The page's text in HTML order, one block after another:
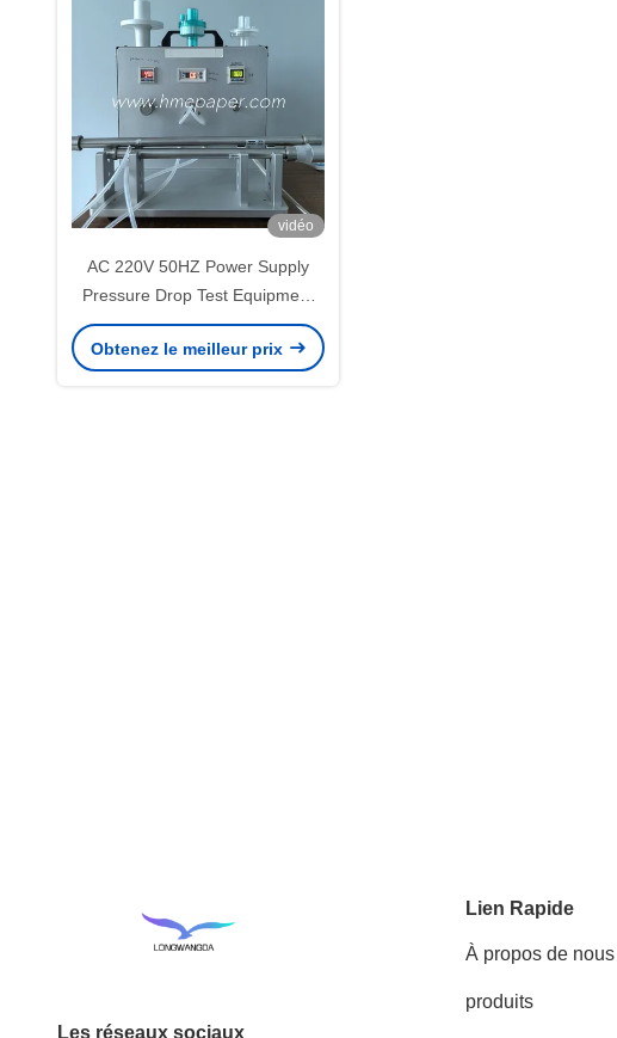
vidéo
AC 220V 50HZ Power Supply
Pressure Drop Test Equipment
for Spirometry Filter and HME
filter
Obtenez le meilleur prix
Les réseaux sociaux
Lien Rapide
À propos de nous
produits